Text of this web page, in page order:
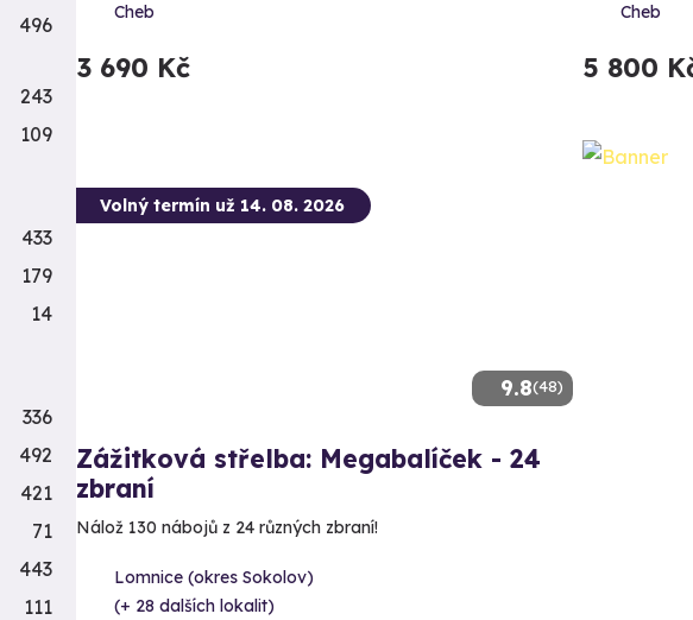
Cheb
3 690 Kč
Cheb
5 800
9.8(48)
Volný termín už 14. 08. 2026
Zážitková střelba: Megabalíček - 24
zbraní
Nálož 130 nábojů z 24 různých zbraní!
Lomnice (okres Sokolov)
(+ 28 dalších lokalit)
496
243
109
433
179
14
336
492
421
71
443
111